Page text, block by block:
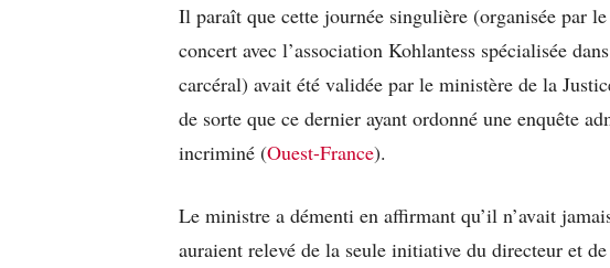
Il paraît que cette journée singulière (organisée par
concert avec l’association Kohlantess spécialisée
carcéral) avait été validée par le ministère de la
de sorte que ce dernier ayant ordonné une enquête
incriminé (Ouest-France).
Le ministre a démenti en affirmant qu’il n’avait
auraient relevé de la seule initiative du directeur et